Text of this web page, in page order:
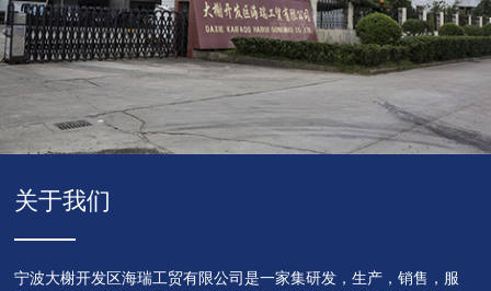
关于我们
宁波大榭开发区海瑞工贸有限公司是一家集研发，生产，销售，服